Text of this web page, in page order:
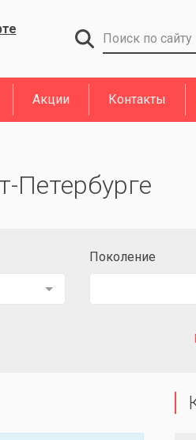
Акции Контакты
Петербурге
Поколение